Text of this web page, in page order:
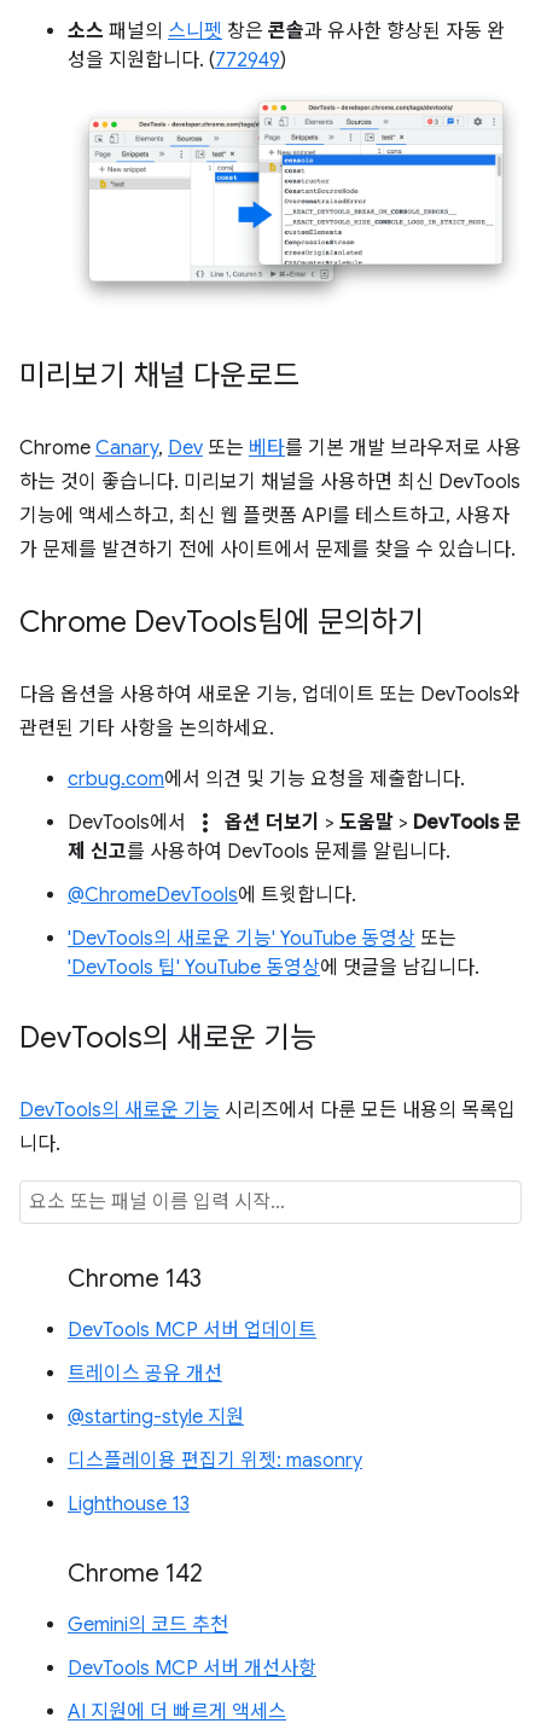
소스 패널의 스니펫 창은 콘솔과 유사한 향상된 자동 완
성을 지원합니다. (772949)
미리보기 채널 다운로드
Chrome Canary, Dev 또는 베타를 기본 개발 브라우저로 사용
하는 것이 좋습니다. 미리보기 채널을 사용하면 최신 DevTools
기능에 액세스하고, 최신 웹 플랫폼 API를 테스트하고, 사용자
가 문제를 발견하기 전에 사이트에서 문제를 찾을 수 있습니다.
Chrome DevTools팀에 문의하기
다음 옵션을 사용하여 새로운 기능, 업데이트 또는 DevTools와
관련된 기타 사항을 논의하세요.
crbug.com에서 의견 및 기능 요청을 제출합니다.
DevTools에서
more_vert 옵션 더보기 > 도움말 > DevTools 문
제 신고를 사용하여 DevTools 문제를 알립니다.
@ChromeDevTools에 트윗합니다.
'DevTools의 새로운 기능' YouTube 동영상 또는
'DevTools 팁' YouTube 동영상에 댓글을 남깁니다.
DevTools의 새로운 기능
DevTools의 새로운 기능 시리즈에서 다룬 모든 내용의 목록입
니다.
Chrome 143
DevTools MCP 서버 업데이트
트레이스 공유 개선
@starting-style 지원
디스플레이용 편집기 위젯: masonry
Lighthouse 13
Chrome 142
Gemini의 코드 추천
DevTools MCP 서버 개선사항
AI 지원에 더 빠르게 액세스